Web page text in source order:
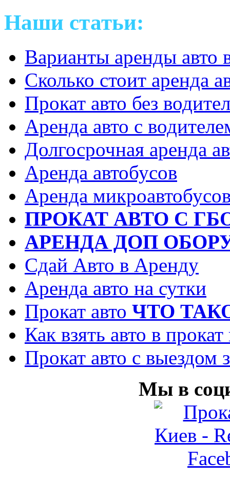
Наши статьи:
Варианты аренды авто
Сколько стоит аренда
Прокат авто без
Аренда авто с
Долгосрочная аренда
Аренда автобусов
Аренда
ПРОКАТ АВТО С
АРЕНДА ДОП
Сдай Авто в Аренду
Аренда авто на сутки
Прокат авто ЧТО
Как взять авто в
Прокат авто с выездом
Мы в